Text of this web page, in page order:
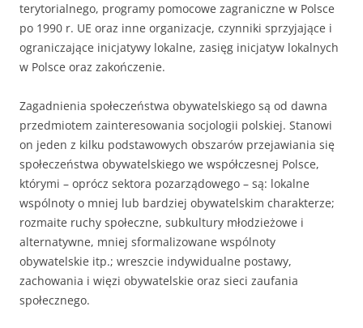
terytorialnego, programy pomocowe zagraniczne w Polsce
po 1990 r. UE oraz inne organizacje, czynniki sprzyjające i
ograniczające inicjatywy lokalne, zasięg inicjatyw lokalnych
w Polsce oraz zakończenie.
Zagadnienia społeczeństwa obywatelskiego są od dawna
przedmiotem zainteresowania socjologii polskiej. Stanowi
on jeden z kilku podstawowych obszarów przejawiania się
społe­czeństwa obywatelskiego we współczesnej Polsce,
którymi – oprócz sektora pozarządowego – są: lokalne
wspólnoty o mniej lub bardziej obywatelskim charakterze;
rozmaite ruchy społeczne, subkultury młodzieżowe i
alternatywne, mniej sformalizowane wspólnoty
obywatelskie itp.; wreszcie indywidualne postawy,
zachowania i więzi obywa­telskie oraz sieci zaufania
społecznego.